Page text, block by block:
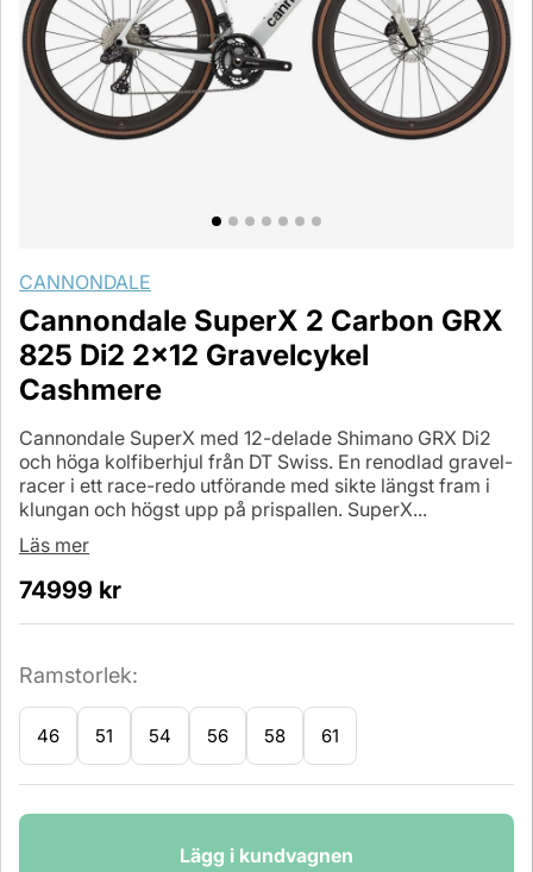
CANNONDALE
Cannondale SuperX 2 Carbon GRX
825 Di2 2x12 Gravelcykel
Cashmere
Cannondale SuperX med 12-delade Shimano GRX Di2
och höga kolfiberhjul från DT Swiss. En renodlad gravel-
racer i ett race-redo utförande med sikte längst fram i
klungan och högst upp på prispallen. SuperX...
Läs mer
74999 kr
Ramstorlek:
46 51 54 56 58 61
Lägg i kundvagnen